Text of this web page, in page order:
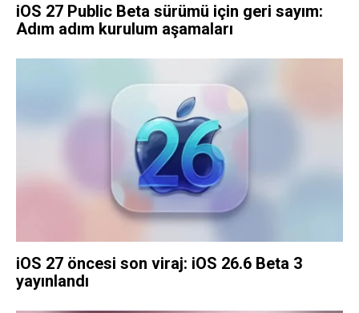
iOS 27 Public Beta sürümü için geri sayım:
Adım adım kurulum aşamaları
iOS 27 öncesi son viraj: iOS 26.6 Beta 3
yayınlandı